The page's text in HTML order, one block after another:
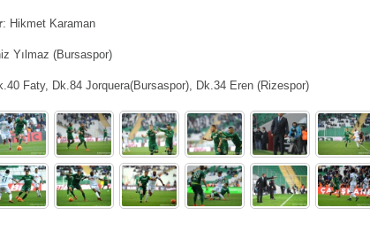
: Hikmet Karaman
Yılmaz (Bursaspor)
Faty, Dk.84 Jorquera(Bursaspor), Dk.34 Eren (Rizespor)
-
Bursaspor
1. Lig